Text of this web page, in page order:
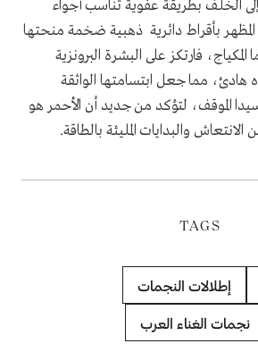
الخلف بطريقة عفوية تناسب أجواء
بأقراط دائرية ذهبية ضخمة منحتها
فارتكز على البشرة البرونزية
هادئ، مما جعل ابتسامتها الواثقة
الموقف، لتؤكد من جديد أن الأحمر هو
الانتعاش والبدايات المليئة بالطاقة.
TAGS
إطلالات النجمات
نجمات الغناء العرب